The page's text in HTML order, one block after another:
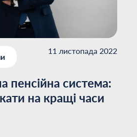
11 листопада 2022
пенсійна система:
на кращі часи